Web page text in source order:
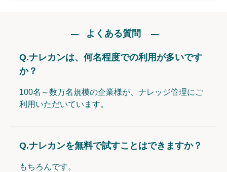
よくある質問
Q.ナレカンは、何名程度での利用が多いです
か？
100名～数万名規模の企業様が、ナレッジ管理にご
利用いただいています。
Q.ナレカンを無料で試すことはできますか？
もちろんです。